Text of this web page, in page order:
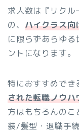
求人数は『リクル
の、 ハイクラス向
に限らずあらゆ
ントになります。
特におすすめでき
された転職ノウハ
方はもちろんの
装/髪型・退職手